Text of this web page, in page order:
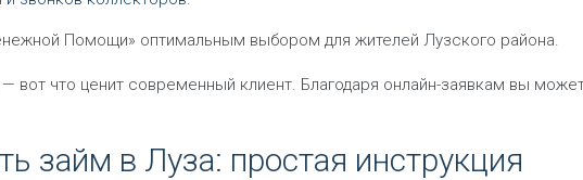
Помощи» оптимальным выбором для жителей Лузского района.
вот что ценит современный клиент. Благодаря онлайн-заявкам вы
займ в Луза: простая инструкция